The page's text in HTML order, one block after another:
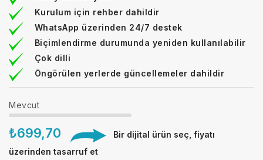
Kurulum için rehber dahildir
WhatsApp üzerinden 24/7 destek
Biçimlendirme durumunda yeniden kullanılabilir
Çok dilli
Öngörülen yerlerde güncellemeler dahildir
Mevcut
₺699,70
Bir dijital ürün seç, fiyatı
üzerinden tasarruf et